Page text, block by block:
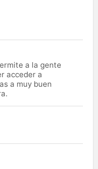
a la gente
acceder a
a muy buen